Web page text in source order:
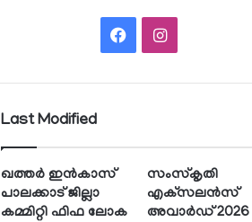
FacebookInstagram
Last Modified
ഖത്തര്‍ ഇന്‍കാസ്
പാലക്കാട് ജില്ലാ
കമ്മിറ്റി ഫിഫ ലോക
സംസ്‌കൃതി
എക്‌സലന്‍സ്
അവാര്‍ഡ് 2026